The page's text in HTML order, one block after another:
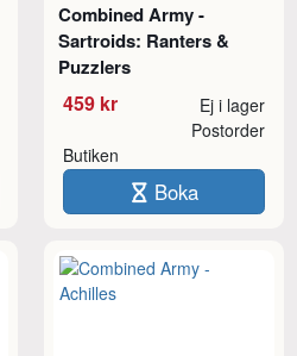
Combined Army -
Sartroids: Ranters &
Puzzlers
459 kr Ej i lager
Butiken
Postorder
Boka